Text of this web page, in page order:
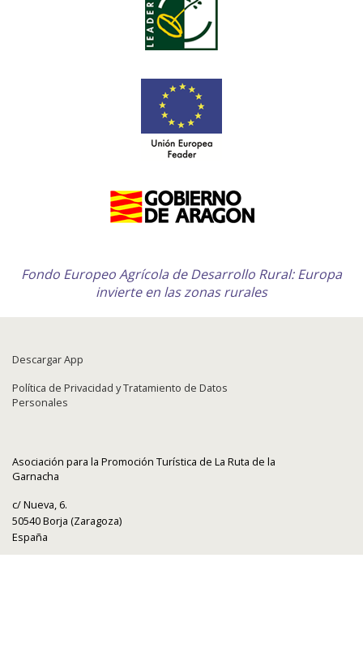
Fondo Europeo Agrícola de Desarrollo Rural: Europa
invierte en las zonas rurales
Descargar App
Política de Privacidad y Tratamiento de Datos
Personales
Asociación para la Promoción Turística de La Ruta de la
Garnacha
c/ Nueva, 6.
50540 Borja (Zaragoza)
España